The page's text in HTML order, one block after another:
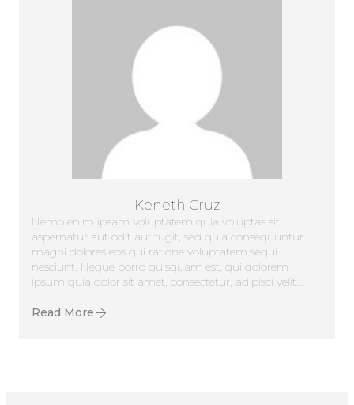
Keneth Cruz
Nemo enim ipsam voluptatem quia voluptas sit
aspernatur aut odit aut fugit, sed quia consequuntur
magni dolores eos qui ratione voluptatem sequi
nesciunt. Neque porro quisquam est, qui dolorem
ipsum quia dolor sit amet, consectetur, adipisci velit...
Read More